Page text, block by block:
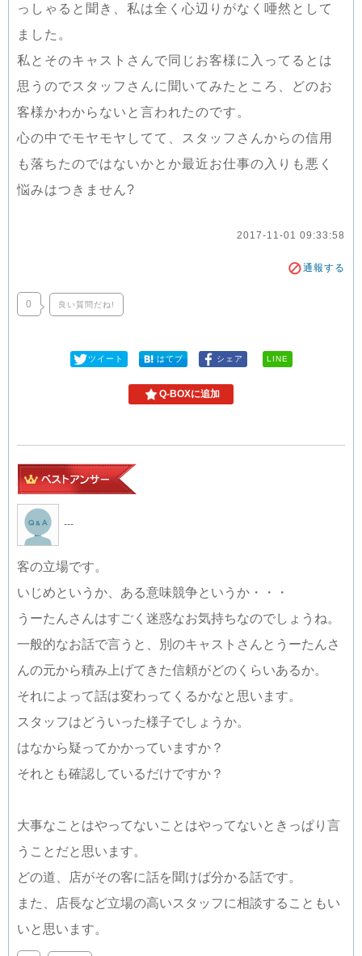
っしゃると聞き、私は全く心辺りがなく唖然として
ました。
私とそのキャストさんで同じお客様に入ってるとは
思うのでスタッフさんに聞いてみたところ、どのお
客様かわからないと言われたのです。
心の中でモヤモヤしてて、スタッフさんからの信用
も落ちたのではないかとか最近お仕事の入りも悪く
悩みはつきません?
2017-11-01 09:33:58
通報する
0 良い質問だね!
ツイート はてブ シェア LINE
Q-BOXに追加
---
客の立場です。
いじめというか、ある意味競争というか・・・
うーたんさんはすごく迷惑なお気持ちなのでしょうね。
一般的なお話で言うと、別のキャストさんとうーたんさ
んの元から積み上げてきた信頼がどのくらいあるか。
それによって話は変わってくるかなと思います。
スタッフはどういった様子でしょうか。
はなから疑ってかかっていますか？
それとも確認しているだけですか？
大事なことはやってないことはやってないときっぱり言
うことだと思います。
どの道、店がその客に話を聞けば分かる話です。
また、店長など立場の高いスタッフに相談することもい
いと思います。